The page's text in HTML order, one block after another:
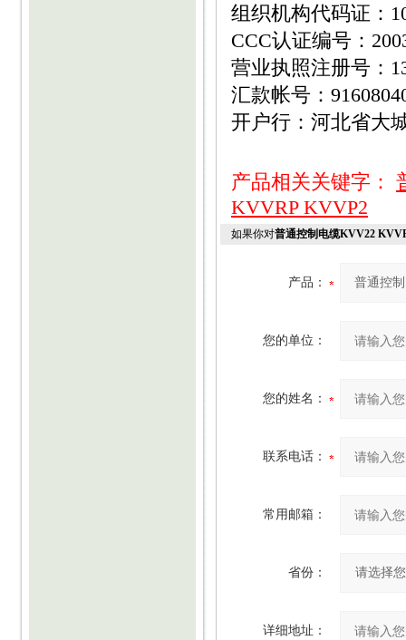
组织机构代码证：
CCC认证编号：
营业执照注册号：
汇款帐号：
开户行：河北省大
产品相关关键字：
KVVRP KVVP2
如果你对普通控制电缆KVV22
产品：
您的单位：
您的姓名：
联系电话：
常用邮箱：
省份：
详细地址：